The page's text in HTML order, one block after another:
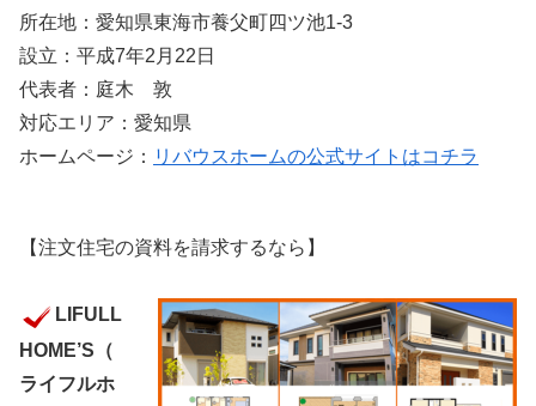
所在地：愛知県東海市養父町四ツ池1-3
設立：平成7年2月22日
代表者：庭木 敦
対応エリア：愛知県
ホームページ： リバウスホームの公式サイトはコチラ
【注文住宅の資料を請求するなら】
LIFULL
HOME’S（
ライフルホ